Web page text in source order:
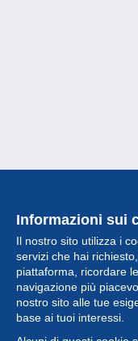
Informazioni sui
Il nostro sito utilizza i
servizi che hai
piattaforma, ricordare
navigazione più
nostro sito alle tue
base ai tuoi interessi.
Collezione